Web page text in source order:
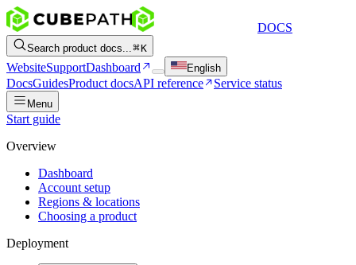
DOCS
Search product docs... K
WebsiteSupportDashboard English
DocsGuidesProduct docsAPI reference Service status
Menu
Start guide
Overview
Dashboard
Account setup
Regions & locations
Choosing a product
Deployment